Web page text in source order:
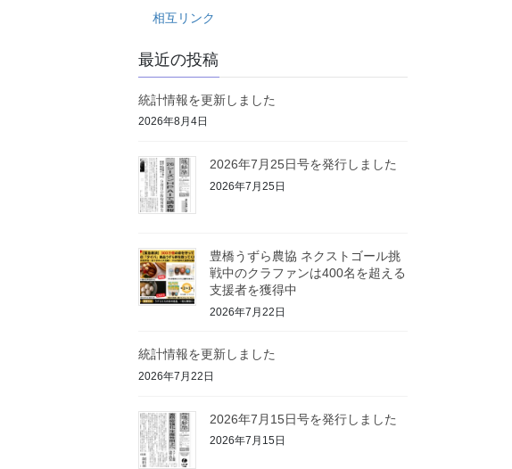
相互リンク
最近の投稿
統計情報を更新しました
2026年8月4日
2026年7月25日号を発行しました
2026年7月25日
豊橋うずら農協 ネクストゴール挑
戦中のクラファンは400名を超える
支援者を獲得中
2026年7月22日
統計情報を更新しました
2026年7月22日
2026年7月15日号を発行しました
2026年7月15日